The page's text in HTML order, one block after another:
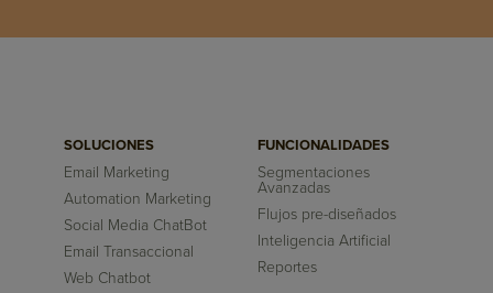
SOLUCIONES
Email Marketing
Automation Marketing
Social Media ChatBot
Email Transaccional
Web Chatbot
FUNCIONALIDADES
Segmentaciones
Avanzadas
Flujos pre-diseñados
Inteligencia Artificial
Reportes